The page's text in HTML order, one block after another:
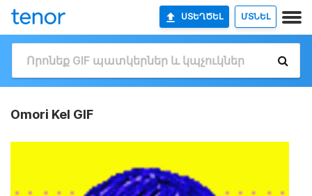
ՍՏԵՂԾԵԼ ՄՏՆԵԼ
Omori Kel GIF